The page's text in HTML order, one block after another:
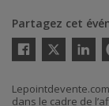
Partagez cet
Twitter
dans le cadre de